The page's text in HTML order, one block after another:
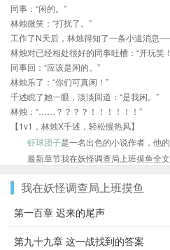
同事：“闲的。”
林烛微笑：“打扰了。”
工作了N天后，林烛得知了一条小道消息
林烛对已经相处很好的同事吐槽：“开玩笑
同事回：“应该是闲的。”
林烛乐了：“你们可真闲！”
千述睨了她一眼，淡淡回道：“是我闲。”
林烛：“……？？？？！！！！！！”
【1v1，林烛X千述，轻松慢热风】
虾球团子是一名出色的小说作者，他
最新章节我在妖怪调查局上班摸鱼全
我在妖怪调查局上班摸鱼
第一百章 迟来的尾声
第九十九章 这一战找到的答案